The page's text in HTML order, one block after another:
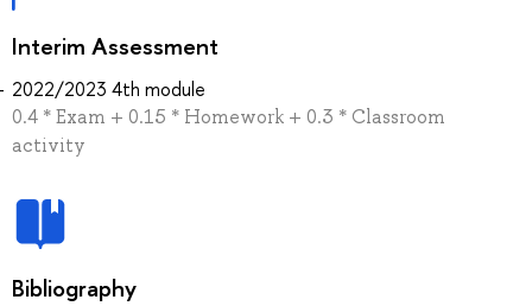
Interim Assessment
2022/2023 4th module
0.4 * Exam + 0.15 * Homework + 0.3 * Сlassroom
activity
Bibliography